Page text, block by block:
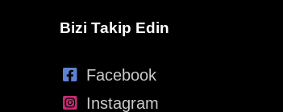
Bizi Takip Edin
Facebook
Instagram